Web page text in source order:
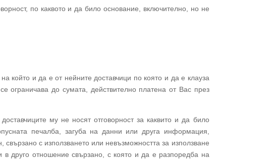
по каквото и да било основание, включително, но не
който и да е от нейните доставчици по която и да е клауза
ограничава до сумата, действително платена от Вас през
му не носят отговорност за каквито и да било
печалба, загуба на данни или друга информация,
с използването или невъзможността за използване
в друго отношение свързано, с която и да е разпоредба на